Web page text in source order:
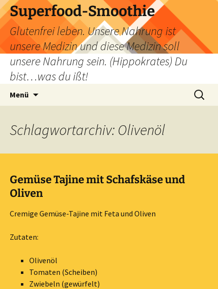
Zum
Inhalt
springen
Superfood-Smoothie
Glutenfrei leben. Unsere Nahrung ist
unsere Medizin und diese Medizin soll
unsere Nahrung sein. (Hippokrates) Du
bist…was du ißt!
Menü
Suchen
nach:
Schlagwortarchiv: Olivenöl
Gemüse Tajine mit Schafskäse und
Oliven
Cremige Gemüse-Tajine mit Feta und Oliven
Zutaten:
Olivenöl
Tomaten (Scheiben)
Zwiebeln (gewürfelt)